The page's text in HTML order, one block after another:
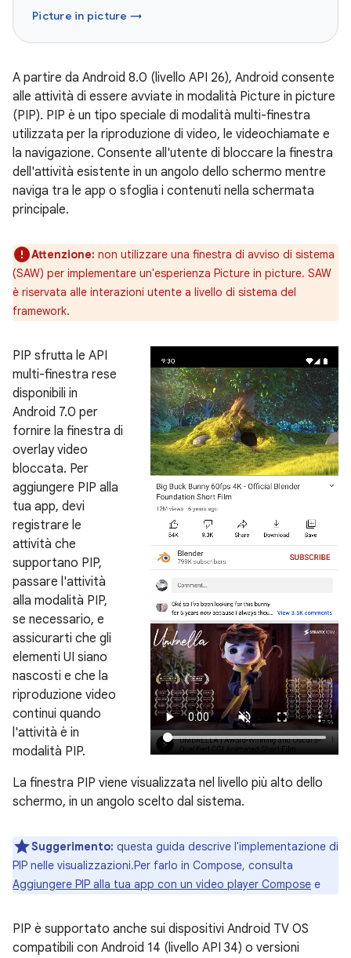
Picture in picture →
A partire da Android 8.0 (livello API 26), Android consente
alle attività di essere avviate in modalità Picture in picture
(PIP). PIP è un tipo speciale di modalità multi-finestra
utilizzata per la riproduzione di video, le videochiamate e
la navigazione. Consente all'utente di bloccare la finestra
dell'attività esistente in un angolo dello schermo mentre
naviga tra le app o sfoglia i contenuti nella schermata
principale.
Attenzione: non utilizzare una finestra di avviso di sistema
(SAW) per implementare un'esperienza Picture in picture. SAW
è riservata alle interazioni utente a livello di sistema del
framework.
PIP sfrutta le API
multi-finestra rese
disponibili in
Android 7.0 per
fornire la finestra di
overlay video
bloccata. Per
aggiungere PIP alla
tua app, devi
registrare le
attività che
supportano PIP,
passare l'attività
alla modalità PIP,
se necessario, e
assicurarti che gli
elementi UI siano
nascosti e che la
riproduzione video
continui quando
l'attività è in
modalità PIP.
La finestra PIP viene visualizzata nel livello più alto dello
schermo, in un angolo scelto dal sistema.
Suggerimento: questa guida descrive l'implementazione di
PIP nelle visualizzazioni.Per farlo in Compose, consulta
Aggiungere PIP alla tua app con un video player Compose e
PIP è supportato anche sui dispositivi Android TV OS
compatibili con Android 14 (livello API 34) o versioni